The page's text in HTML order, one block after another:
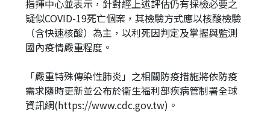
指揮中心並表示，針對經上述評估仍有採檢必要之
疑似COVID-19死亡個案，其檢驗方式應以核酸檢驗
（含快速核酸）為主，以利死因判定及掌握與監測
國內疫情嚴重程度。
「嚴重特殊傳染性肺炎」之相關防疫措施將依防疫
需求隨時更新並公布於衛生福利部疾病管制署全球
資訊網(https://www.cdc.gov.tw)。